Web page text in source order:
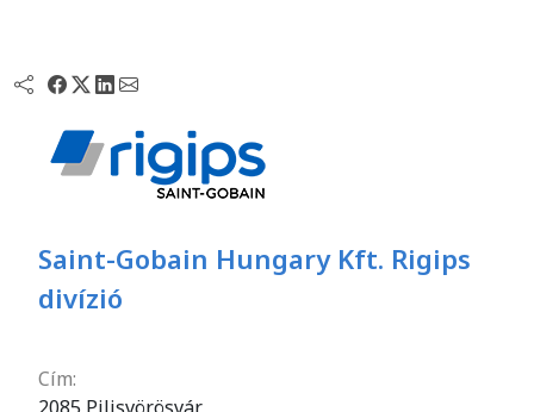
Saint-Gobain Hungary Kft. Rigips
divízió
Cím: